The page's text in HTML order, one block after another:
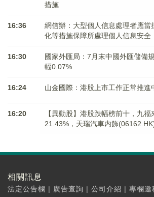
措施
16:36
網信辦：大型個人信息處理者應當
化等措施保障所處理個人信息安全
16:30
國家外匯局：7月末中國外匯儲備
幅0.07%
16:24 山金國際：港股上市工作正常推進
16:20
【異動股】港股跌幅榜前十，九
21.43%，天瑞汽車内飾
相關訊息
法定公告欄 | 廣告查詢 | 公司介紹 | 專欄邀